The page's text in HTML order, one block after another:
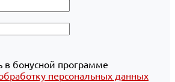
в бонусной программе
персональных данных